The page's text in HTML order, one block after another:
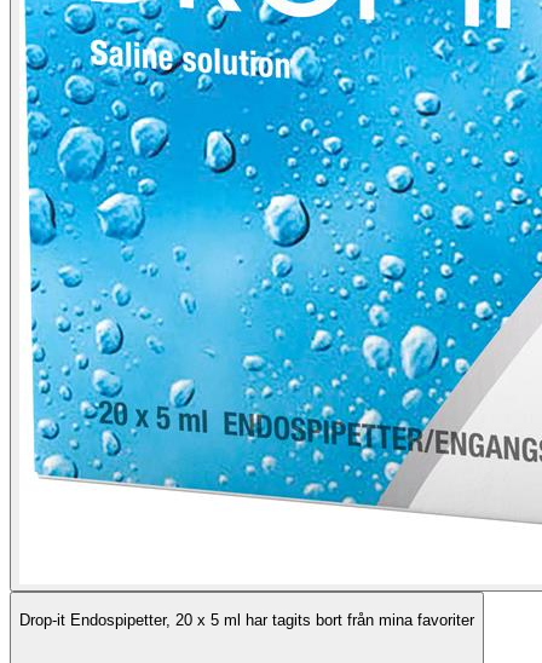
Drop-it Endospipetter, 20 x 5 ml har tagits bort från mina favoriter